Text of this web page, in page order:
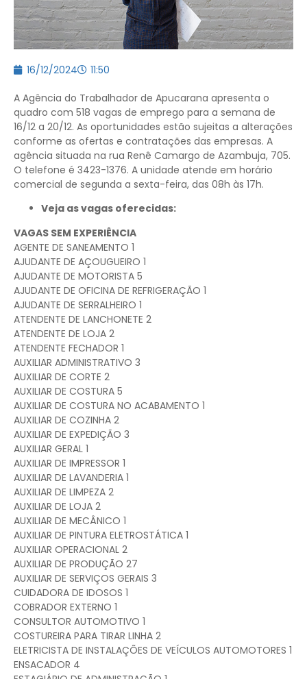
16/12/2024 11:50
A Agência do Trabalhador de Apucarana apresenta o
quadro com 518 vagas de emprego para a semana de
16/12 a 20/12. As oportunidades estão sujeitas a alterações
conforme as ofertas e contratações das empresas. A
agência situada na rua Renê Camargo de Azambuja, 705.
O telefone é 3423-1376. A unidade atende em horário
comercial de segunda a sexta-feira, das 08h às 17h.
Veja as vagas oferecidas:
VAGAS SEM EXPERIÊNCIA
AGENTE DE SANEAMENTO 1
AJUDANTE DE AÇOUGUEIRO 1
AJUDANTE DE MOTORISTA 5
AJUDANTE DE OFICINA DE REFRIGERAÇÃO 1
AJUDANTE DE SERRALHEIRO 1
ATENDENTE DE LANCHONETE 2
ATENDENTE DE LOJA 2
ATENDENTE FECHADOR 1
AUXILIAR ADMINISTRATIVO 3
AUXILIAR DE CORTE 2
AUXILIAR DE COSTURA 5
AUXILIAR DE COSTURA NO ACABAMENTO 1
AUXILIAR DE COZINHA 2
AUXILIAR DE EXPEDIÇÃO 3
AUXILIAR GERAL 1
AUXILIAR DE IMPRESSOR 1
AUXILIAR DE LAVANDERIA 1
AUXILIAR DE LIMPEZA 2
AUXILIAR DE LOJA 2
AUXILIAR DE MECÂNICO 1
AUXILIAR DE PINTURA ELETROSTÁTICA 1
AUXILIAR OPERACIONAL 2
AUXILIAR DE PRODUÇÃO 27
AUXILIAR DE SERVIÇOS GERAIS 3
CUIDADORA DE IDOSOS 1
COBRADOR EXTERNO 1
CONSULTOR AUTOMOTIVO 1
COSTUREIRA PARA TIRAR LINHA 2
ELETRICISTA DE INSTALAÇÕES DE VEÍCULOS AUTOMOTORES 1
ENSACADOR 4